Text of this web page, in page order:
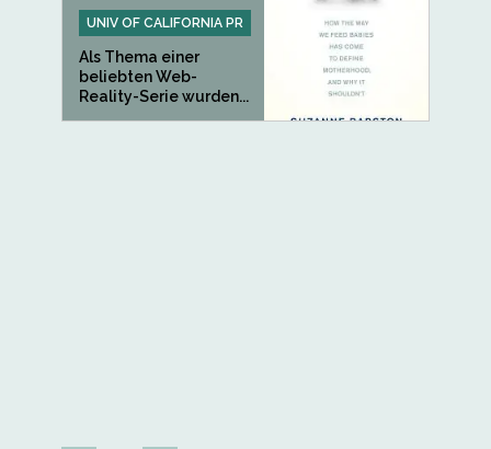
UNIV OF CALIFORNIA PR
Als Thema einer
beliebten Web-
Reality-Serie wurden...